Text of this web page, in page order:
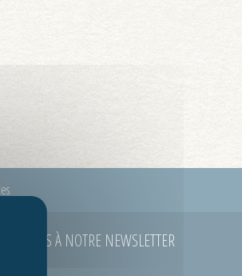
VOUS À NOTRE NEWSLETTER